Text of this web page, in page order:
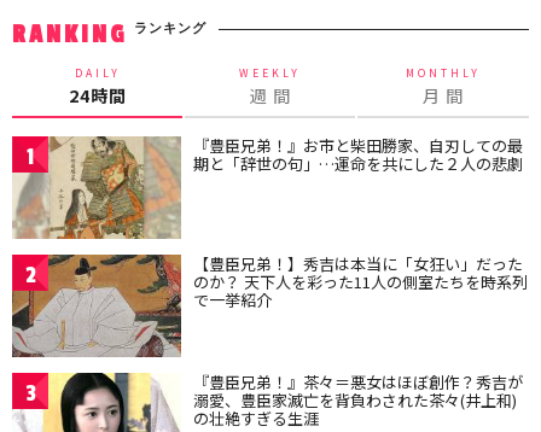
RANKING ランキング
DAILY
24時間
WEEKLY
週 間
MONTHLY
月 間
1 『豊臣兄弟！』お市と柴田勝家、自刃しての最
期と「辞世の句」…運命を共にした２人の悲劇
2 【豊臣兄弟！】秀吉は本当に「女狂い」だった
のか？ 天下人を彩った11人の側室たちを時系列
で一挙紹介
3 『豊臣兄弟！』茶々＝悪女はほぼ創作？秀吉が
溺愛、豊臣家滅亡を背負わされた茶々(井上和)
の壮絶すぎる生涯